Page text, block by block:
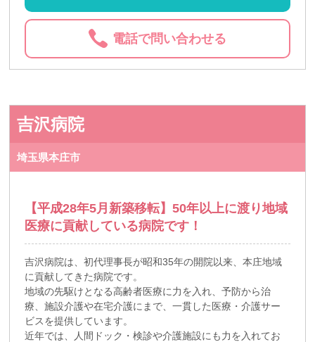
電話で問い合わせる
吉沢病院
埼玉県本庄市
【平成28年5月新築移転】50年以上に渡り地域
医療に貢献している病院です！
吉沢病院は、初代理事長が昭和35年の開院以来、本庄地域
に貢献してきた病院です。
地域の先駆けとなる高齢者医療に力を入れ、予防から治
療、施設介護や在宅介護にまで、一貫した医療・介護サー
ビスを提供しています。
近年では、人間ドック・検診や介護施設にも力を入れてお